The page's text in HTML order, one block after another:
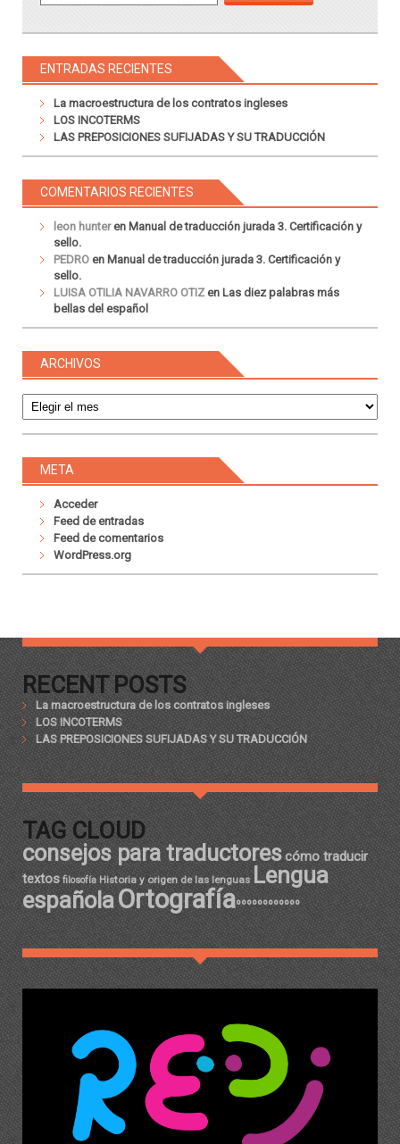
ENTRADAS RECIENTES
La macroestructura de los contratos ingleses
LOS INCOTERMS
LAS PREPOSICIONES SUFIJADAS Y SU TRADUCCIÓN
COMENTARIOS RECIENTES
leon hunteren Manual de traducción jurada 3. Certificación y
sello.
PEDRO en Manual de traducción jurada 3. Certificación y
sello.
LUISA OTILIA NAVARRO OTIZen Las diez palabras más
bellas del español
ARCHIVOS
META
Acceder
Feed de entradas
Feed de comentarios
WordPress.org
RECENT POSTS
La macroestructura de los contratos ingleses
LOS INCOTERMS
LAS PREPOSICIONES SUFIJADAS Y SU TRADUCCIÓN
TAG CLOUD
consejos para traductorescómo traducir
textos filosofía Historia y origen de las lenguas Lengua
españolaOrtografíaºººººººººººº